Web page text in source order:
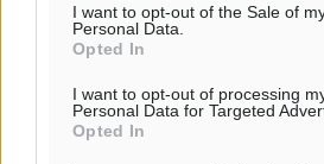
I want to opt-out of the Sale of
Personal Data.
Opted In
I want to opt-out of processing
Personal Data for Targeted
Opted In
Κινητοποίηση της
τη φωτιά στην περιοχή Σάνταλο
Τοπικές Ειδήσεις• πριν 38 λεπτά